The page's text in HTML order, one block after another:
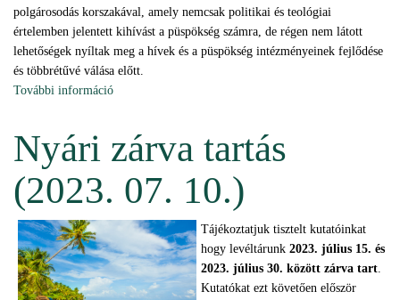
polgárosodás korszakával, amely nemcsak politikai és teológiai
értelemben jelentett kihívást a püspökség számra, de régen nem látott
lehetőségek nyíltak meg a hívek és a püspökség intézményeinek fejlődése
és többrétűvé válása előtt.
További információ
Nyári zárva tartás
(2023. 07. 10.)
Tájékoztatjuk tisztelt kutatóinkat
hogy levéltárunk 2023. július 15. és
2023. július 30. között zárva tart.
Kutatókat ezt követően először